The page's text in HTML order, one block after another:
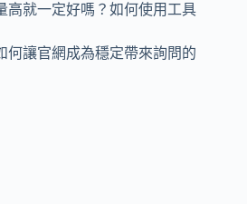
高就一定好嗎？如何使用工具
何讓官網成為穩定帶來詢問的